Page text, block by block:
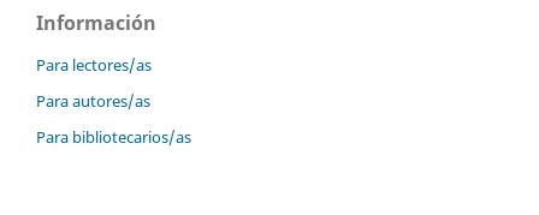
Información
Para lectores/as
Para autores/as
Para bibliotecarios/as